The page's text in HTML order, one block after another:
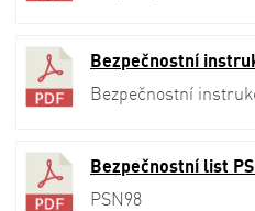
Bezpečnostní
Bezpečnostní
Bezpečnostní list
PSN98